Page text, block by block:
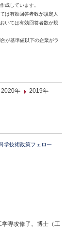
成しています。
は有効回答者数が規定人
いては有効回答者数が規
が基準値以下の企業がラ
2020年
2019年
学技術政策フェロー
専攻修了。博士（工